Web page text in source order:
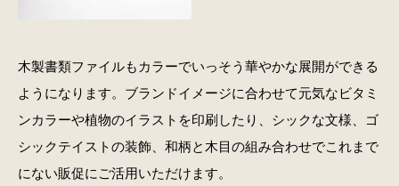
木製書類ファイルもカラーでいっそう華やかな展開ができる
ようになります。ブランドイメージに合わせて元気なビタミ
ンカラーや植物のイラストを印刷したり、シックな文様、ゴ
シックテイストの装飾、和柄と木目の組み合わせでこれまで
にない販促にご活用いただけます。